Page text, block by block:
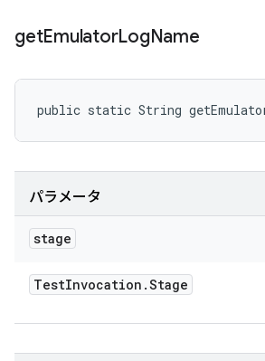
getEmulatorLogName
public static String
パラメータ
stage
TestInvocation .Stage